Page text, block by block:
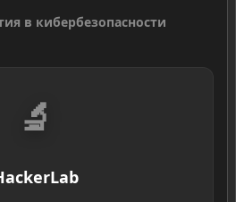
в кибербезопасности
🔬